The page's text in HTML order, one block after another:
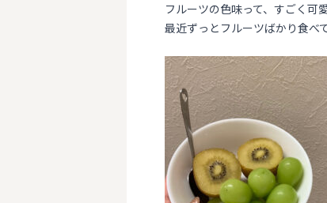
フルーツの色味って、すごく可
最近ずっとフルーツばかり食べ